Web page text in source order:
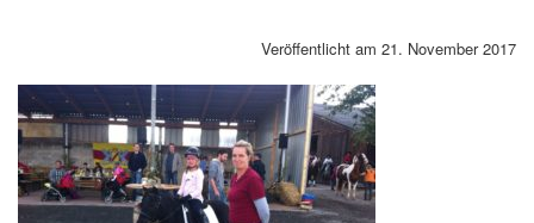
Veröffentlicht am 21. November 2017